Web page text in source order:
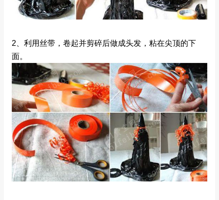
2、利用丝带，卷起并剪碎后做成头发，粘在尖顶的下
面。